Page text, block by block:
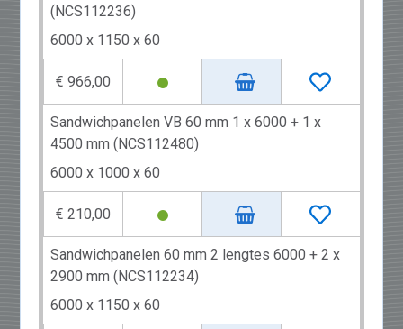
(NCS112236)
6000 x 1150 x 60
€ 966,00
Sandwichpanelen VB 60 mm 1 x 6000 + 1 x
4500 mm (NCS112480)
6000 x 1000 x 60
€ 210,00
Sandwichpanelen 60 mm 2 lengtes 6000 + 2 x
2900 mm (NCS112234)
6000 x 1150 x 60